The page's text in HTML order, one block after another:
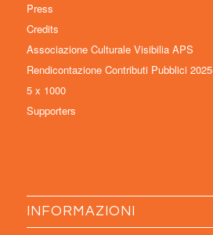
Press
Credits
Associazione Culturale Visibilia APS
Rendicontazione Contributi Pubblici 2025
5 x 1000
Supporters
INFORMAZIONI